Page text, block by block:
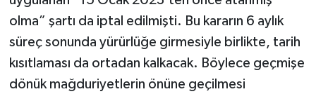
olma” şartı da iptal edilmişti. Bu kararın 6 aylık
süreç sonunda yürürlüğe girmesiyle birlikte, tarih
kısıtlaması da ortadan kalkacak. Böylece geçmişe
dönük mağduriyetlerin önüne geçilmesi